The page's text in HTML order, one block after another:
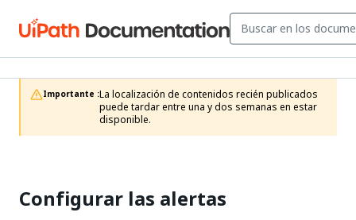
Importante :La localización de contenidos recién publicados
puede tardar entre una y dos semanas en estar
disponible.
Configurar las alertas